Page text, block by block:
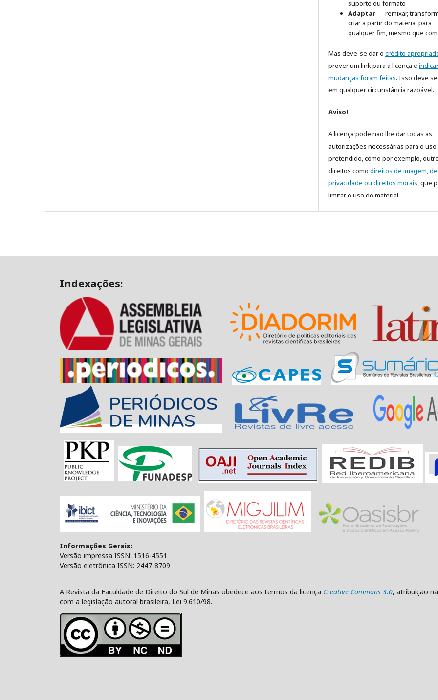
suporte ou formato
Adaptar — remixar,
criar a partir do material para
qualquer fim, mesmo que
Mas deve-se dar o crédito
prover um link para a licença e
mudanças foram feitas. Isso deve
em qualquer circunstância razoável.
Aviso!
A licença pode não lhe dar todas as
autorizações necessárias para o uso
pretendido, como por exemplo,
direitos como direitos de imagem, de
privacidade ou direitos morais, que
limitar o uso do material.
Indexações:
Informações Gerais:
Versão impressa ISSN: 1516-4551
Versão eletrônica ISSN: 2447-8709
A Revista da Faculdade de Direito do Sul de Minas obedece aos termos da licença Creative Commons 3.0, atribuição
com a legislação autoral brasileira, Lei 9.610/98.